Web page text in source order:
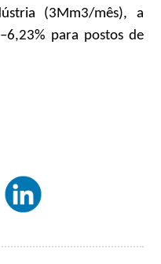
(3Mm3/mês), a
para postos de